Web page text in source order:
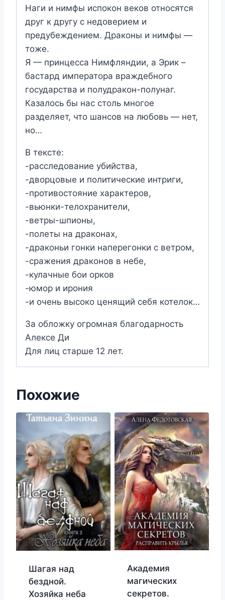
Наги и нимфы испокон веков относятся
друг к другу с недоверием и
предубеждением. Драконы и нимфы —
тоже.
Я — принцесса Нимфляндии, а Эрик –
бастард императора враждебного
государства и полудракон-полунаг.
Казалось бы нас столь многое
разделяет, что шансов на любовь — нет,
но…
В тексте:
-расследование убийства,
-дворцовые и политические интриги,
-противостояние характеров,
-вьюнки-телохранители,
-ветры-шпионы,
-полеты на драконах,
-драконьи гонки наперегонки с ветром,
-сражения драконов в небе,
-кулачные бои орков
-юмор и ирония
-и очень высоко ценящий себя котелок…
За обложку огромная благодарность
Алексе Ди
Для лиц старше 12 лет.
Похожие
Шагая над
бездной.
Хозяйка неба
Академия
магических
секретов.